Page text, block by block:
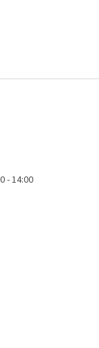
- 14:00